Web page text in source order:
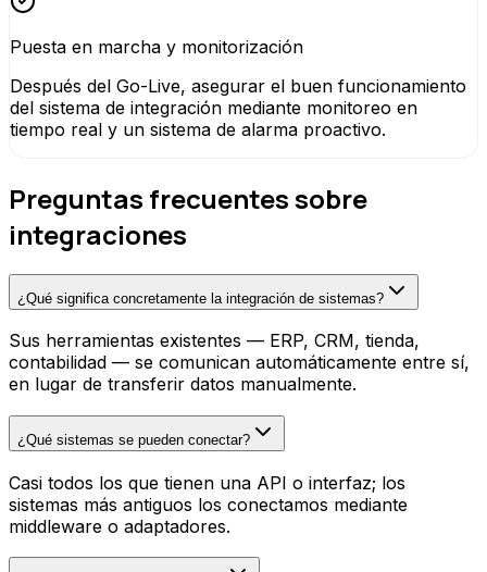
Puesta en marcha y monitorización
Después del Go-Live, asegurar el buen funcionamiento
del sistema de integración mediante monitoreo en
tiempo real y un sistema de alarma proactivo.
Preguntas frecuentes sobre
integraciones
¿Qué significa concretamente la integración de sistemas?
Sus herramientas existentes — ERP, CRM, tienda,
contabilidad — se comunican automáticamente entre sí,
en lugar de transferir datos manualmente.
¿Qué sistemas se pueden conectar?
Casi todos los que tienen una API o interfaz; los
sistemas más antiguos los conectamos mediante
middleware o adaptadores.